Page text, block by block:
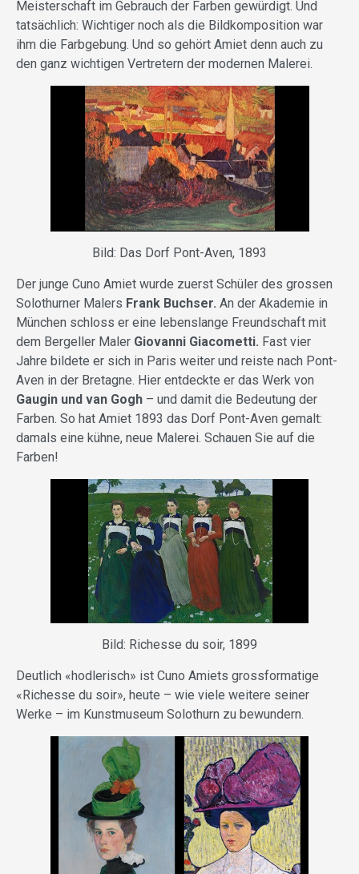
Meisterschaft im Gebrauch der Farben gewürdigt. Und
tatsächlich: Wichtiger noch als die Bildkomposition war
ihm die Farbgebung. Und so gehört Amiet denn auch zu
den ganz wichtigen Vertretern der modernen Malerei.
Bild: Das Dorf Pont-Aven, 1893
Der junge Cuno Amiet wurde zuerst Schüler des grossen
Solothurner Malers Frank Buchser. An der Akademie in
München schloss er eine lebenslange Freundschaft mit
dem Bergeller Maler Giovanni Giacometti. Fast vier
Jahre bildete er sich in Paris weiter und reiste nach Pont-
Aven in der Bretagne. Hier entdeckte er das Werk von
Gaugin und van Gogh – und damit die Bedeutung der
Farben. So hat Amiet 1893 das Dorf Pont-Aven gemalt:
damals eine kühne, neue Malerei. Schauen Sie auf die
Farben!
Bild: Richesse du soir, 1899
Deutlich «hodlerisch» ist Cuno Amiets grossformatige
«Richesse du soir», heute – wie viele weitere seiner
Werke – im Kunstmuseum Solothurn zu bewundern.